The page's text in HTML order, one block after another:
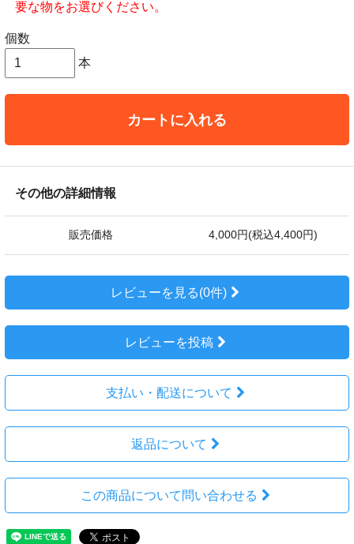
要な物をお選びください。
個数
本
カートに入れる
その他の詳細情報
販売価格 4,000円(税込4,400円)
レビューを見る(0件)
レビューを投稿
支払い・配送について
返品について
この商品について問い合わせる